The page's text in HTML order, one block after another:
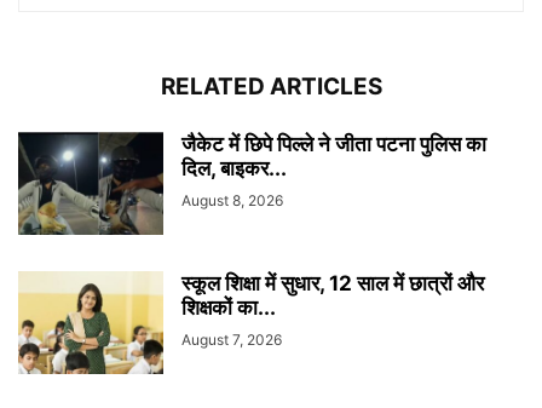
RELATED ARTICLES
जैकेट में छिपे पिल्ले ने जीता पटना पुलिस का
दिल, बाइकर...
August 8, 2026
स्कूल शिक्षा में सुधार, 12 साल में छात्रों और
शिक्षकों का...
August 7, 2026